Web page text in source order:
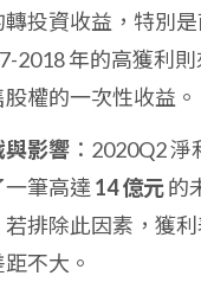
投資收益，特別是
2018 年的高獲利
權的一次性收益。
與影響 ：2020Q2
一筆高達 14 億元的
若排除此因素，獲
不大。